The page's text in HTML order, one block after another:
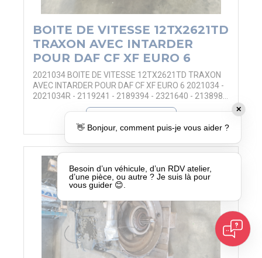
BOITE DE VITESSE 12TX2621TD
TRAXON AVEC INTARDER
POUR DAF CF XF EURO 6
2021034 BOITE DE VITESSE 12TX2621TD TRAXON
AVEC INTARDER POUR DAF CF XF EURO 6 2021034 -
2021034R - 2119241 - 2189394 - 2321640 - 2138982
- 2197779 - 22968906 - 1358040047 - 1358 040 047 -
12TX2621TD
✕
👋 Bonjour, comment puis-je vous aider ?
Besoin d’un véhicule, d’un RDV atelier,
d’une pièce, ou autre ? Je suis là pour
vous guider 😊.